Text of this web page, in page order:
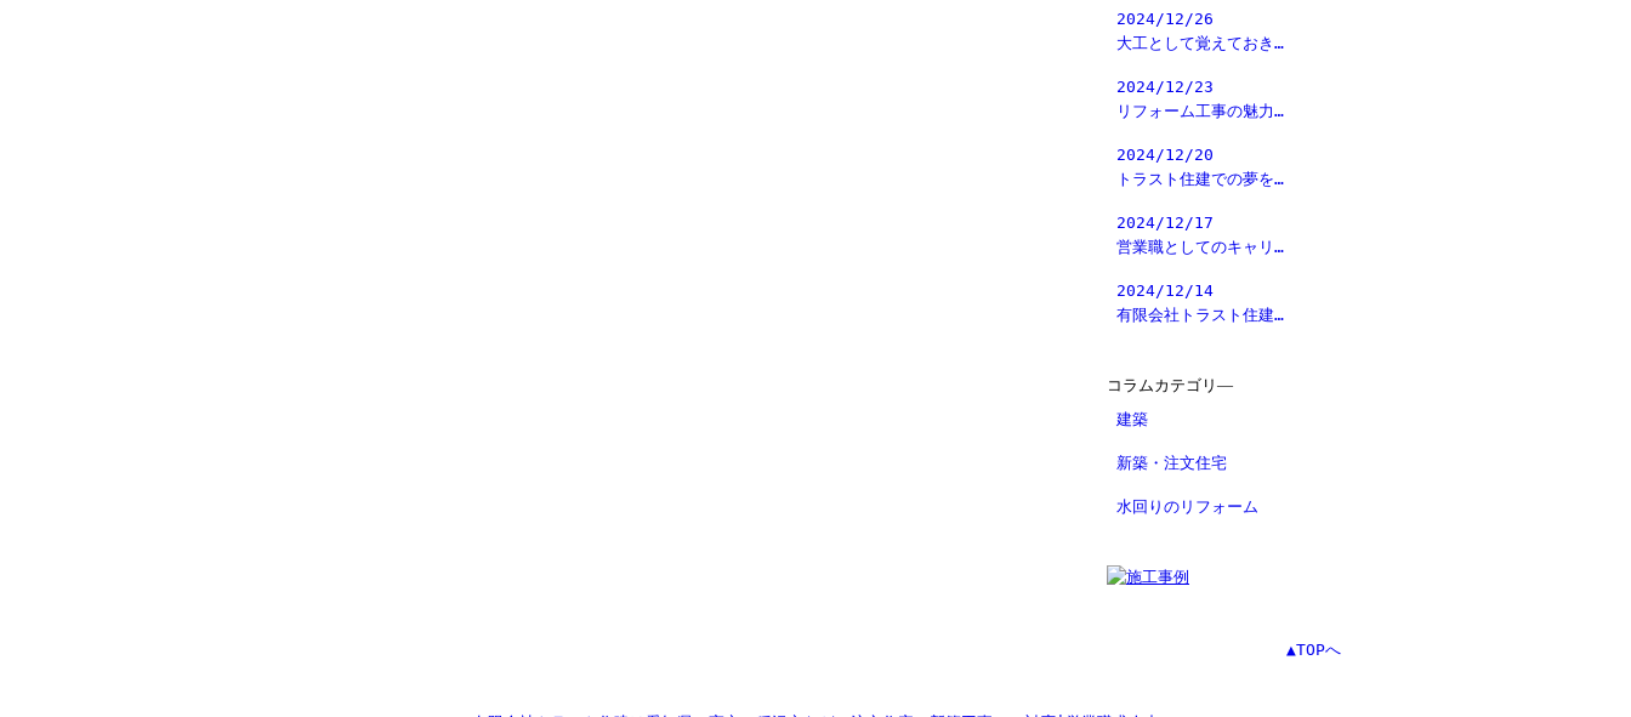
2024/12/26
大工として覚えておき…
2024/12/23
リフォーム工事の魅力…
2024/12/20
トラスト住建での夢を…
2024/12/17
営業職としてのキャリ…
2024/12/14
有限会社トラスト住建…
コラムカテゴリ―
建築
新築・注文住宅
水回りのリフォーム
▲TOPへ